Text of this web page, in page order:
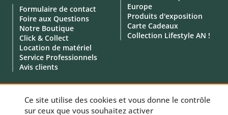
Formulaire de contact
Foire aux Questions
Notre Boutique
Click & Collect
Location de matériel
Service Professionnels
Avis clients
Europe
Produits d'exposition
Carte Cadeaux
Collection Lifestyle AN !
Ce site utilise des cookies et vous donne le contrôle
sur ceux que vous souhaitez activer